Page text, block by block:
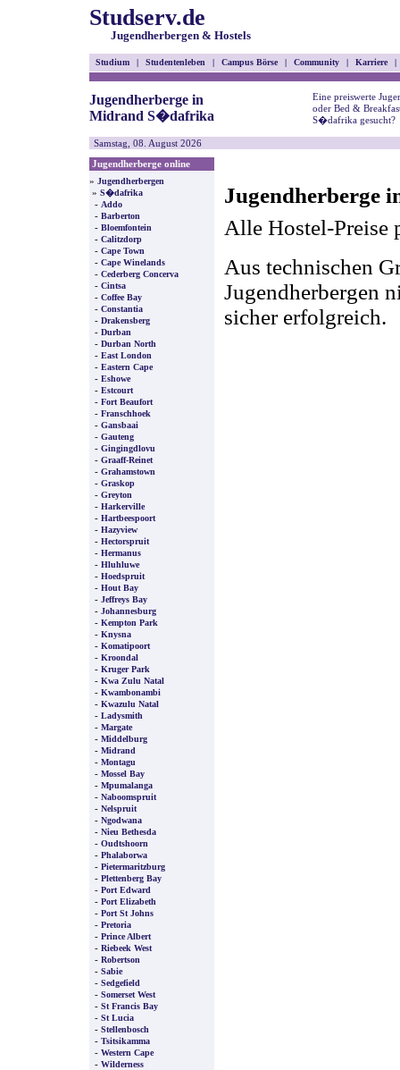
Studserv.de
Jugendherbergen & Hostels
Studium | Studentenleben | Campus Börse | Community | Karriere |
Jugendherberge in
Midrand S�dafrika
Eine preiswerte
oder Bed &
S�dafrika gesucht?
Samstag, 08. August 2026
Jugendherberge online
» Jugendherbergen
» S�dafrika
- Addo
- Barberton
- Bloemfontein
- Calitzdorp
- Cape Town
- Cape Winelands
- Cederberg Concerva
- Cintsa
- Coffee Bay
- Constantia
- Drakensberg
- Durban
- Durban North
- East London
- Eastern Cape
- Eshowe
- Estcourt
- Fort Beaufort
- Franschhoek
- Gansbaai
- Gauteng
- Gingingdlovu
- Graaff-Reinet
- Grahamstown
- Graskop
- Greyton
- Harkerville
- Hartbeespoort
- Hazyview
- Hectorspruit
- Hermanus
- Hluhluwe
- Hoedspruit
- Hout Bay
- Jeffreys Bay
- Johannesburg
- Kempton Park
- Knysna
- Komatipoort
- Kroondal
- Kruger Park
- Kwa Zulu Natal
- Kwambonambi
- Kwazulu Natal
- Ladysmith
- Margate
- Middelburg
- Midrand
- Montagu
- Mossel Bay
- Mpumalanga
- Naboomspruit
- Nelspruit
- Ngodwana
- Nieu Bethesda
- Oudtshoorn
- Phalaborwa
- Pietermaritzburg
- Plettenberg Bay
- Port Edward
- Port Elizabeth
- Port St Johns
- Pretoria
- Prince Albert
- Riebeek West
- Robertson
- Sabie
- Sedgefield
- Somerset West
- St Francis Bay
- St Lucia
- Stellenbosch
- Tsitsikamma
- Western Cape
- Wilderness
Jugendherberge
Alle Hostel-Preise
Aus technischen
Jugendherbergen
sicher erfolgreich.